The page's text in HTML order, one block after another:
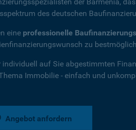
des deutschen
eine professionelle
zu
individuell auf Sie abgestimmten
Immobilie - einfach und
Angebot anfordern